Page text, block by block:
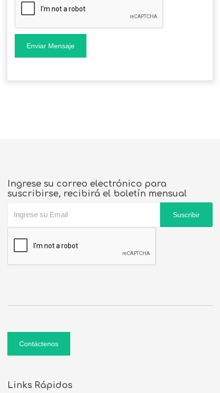
Enviar Mensaje
Ingrese su correo electrónico para
suscribirse, recibirá el boletín mensual
Suscribir
Contáctenos
Links Rápidos